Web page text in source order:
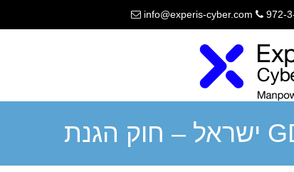
info@experis-cyber.com
GDPR ישראל – חוק הגנת